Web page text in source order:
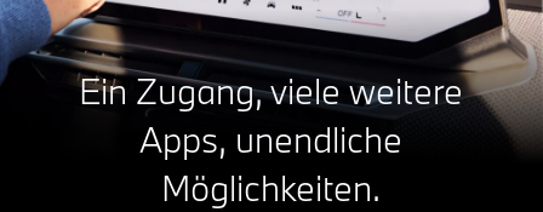
Ein Zugang, viele weitere
Apps, unendliche
Möglichkeiten.